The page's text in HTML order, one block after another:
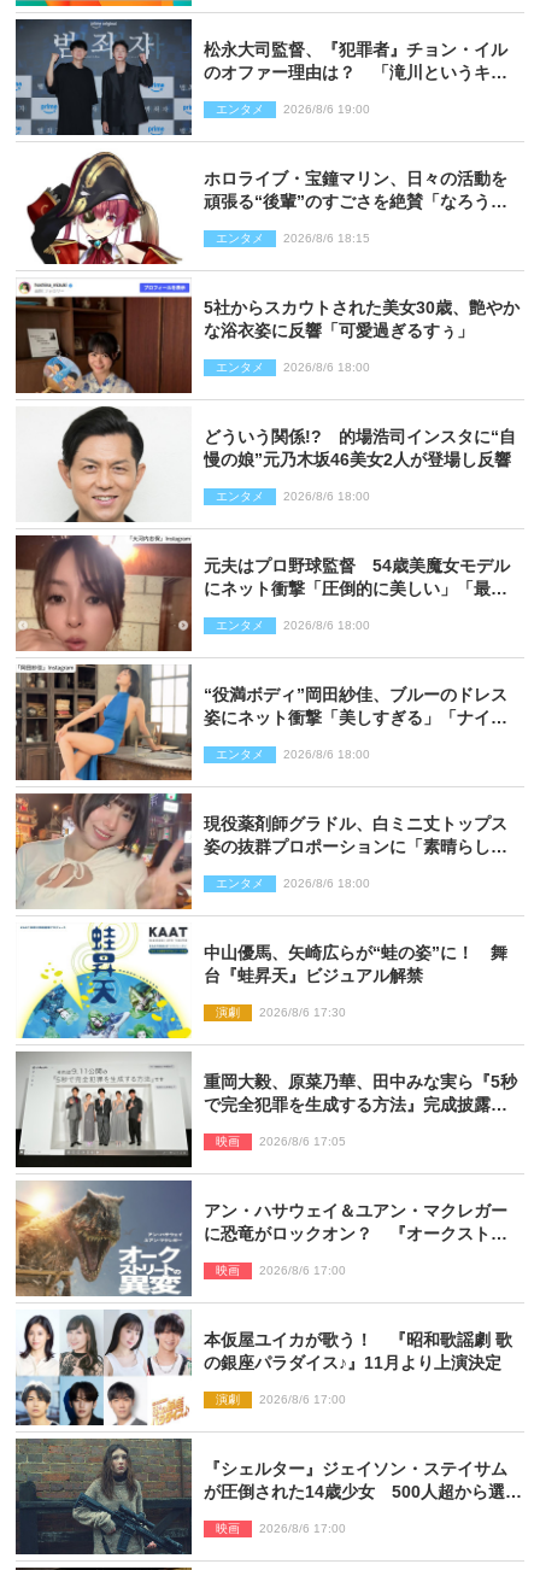
松永大司監督、『犯罪者』チョン・イル
のオファー理由は？ 「滝川というキャ
かった」
エンタメ 2026/8/6 19:00
ホロライブ・宝鐘マリン、日々の活動を
頑張る“後輩”のすごさを絶賛「なろう系
エンタメ 2026/8/6 18:15
5社からスカウトされた美女30歳、艶やか
な浴衣姿に反響「可愛過ぎるすぅ」
エンタメ 2026/8/6 18:00
どういう関係!? 的場浩司インスタに“自
慢の娘”元乃木坂46美女2人が登場し反響
エンタメ 2026/8/6 18:00
元夫はプロ野球監督 54歳美魔女モデル
にネット衝撃「圧倒的に美しい」「最強
エンタメ 2026/8/6 18:00
“役満ボディ”岡田紗佳、ブルーのドレス
姿にネット衝撃「美しすぎる」「ナイ
エンタメ 2026/8/6 18:00
現役薬剤師グラドル、白ミニ丈トップス
姿の抜群プロポーションに「素晴らしす
エンタメ 2026/8/6 18:00
中山優馬、矢崎広らが“蛙の姿”に！ 舞
台『蛙昇天』ビジュアル解禁
演劇 2026/8/6 17:30
重岡大毅、原菜乃華、田中みな実ら『5秒
で完全犯罪を生成する方法』完成披露に
映画 2026/8/6 17:05
アン・ハサウェイ＆ユアン・マクレガー
に恐竜がロックオン？ 『オークストリ
解禁
映画 2026/8/6 17:00
本仮屋ユイカが歌う！ 『昭和歌謡劇 歌
の銀座パラダイス♪』11月より上演決定
演劇 2026/8/6 17:00
『シェルター』ジェイソン・ステイサム
が圧倒された14歳少女 500人超から選出
とは
映画 2026/8/6 17:00